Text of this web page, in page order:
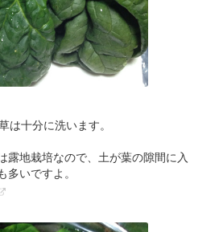
は十分に洗います。
露地栽培なので、土が葉の隙間に入
多いですよ。